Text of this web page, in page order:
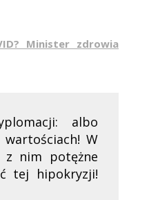
Minister zdrowia
albo
W
z nim potężne
tej hipokryzji!